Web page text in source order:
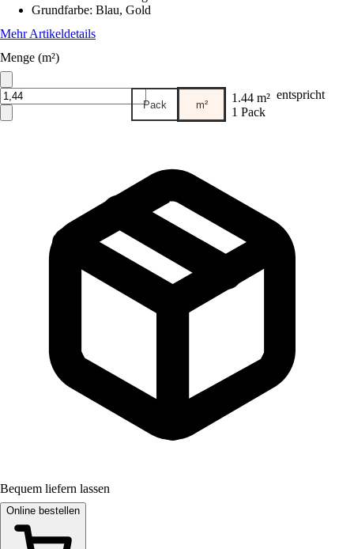
Grundfarbe: Blau, Gold
Mehr Artikeldetails
Menge (m²)
Pack m² 1.44 m² entspricht
1 Pack
Bequem liefern lassen
Online bestellen